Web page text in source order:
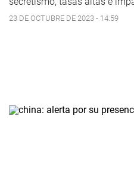
23 DE OCTUBRE DE 2023 - 14:59